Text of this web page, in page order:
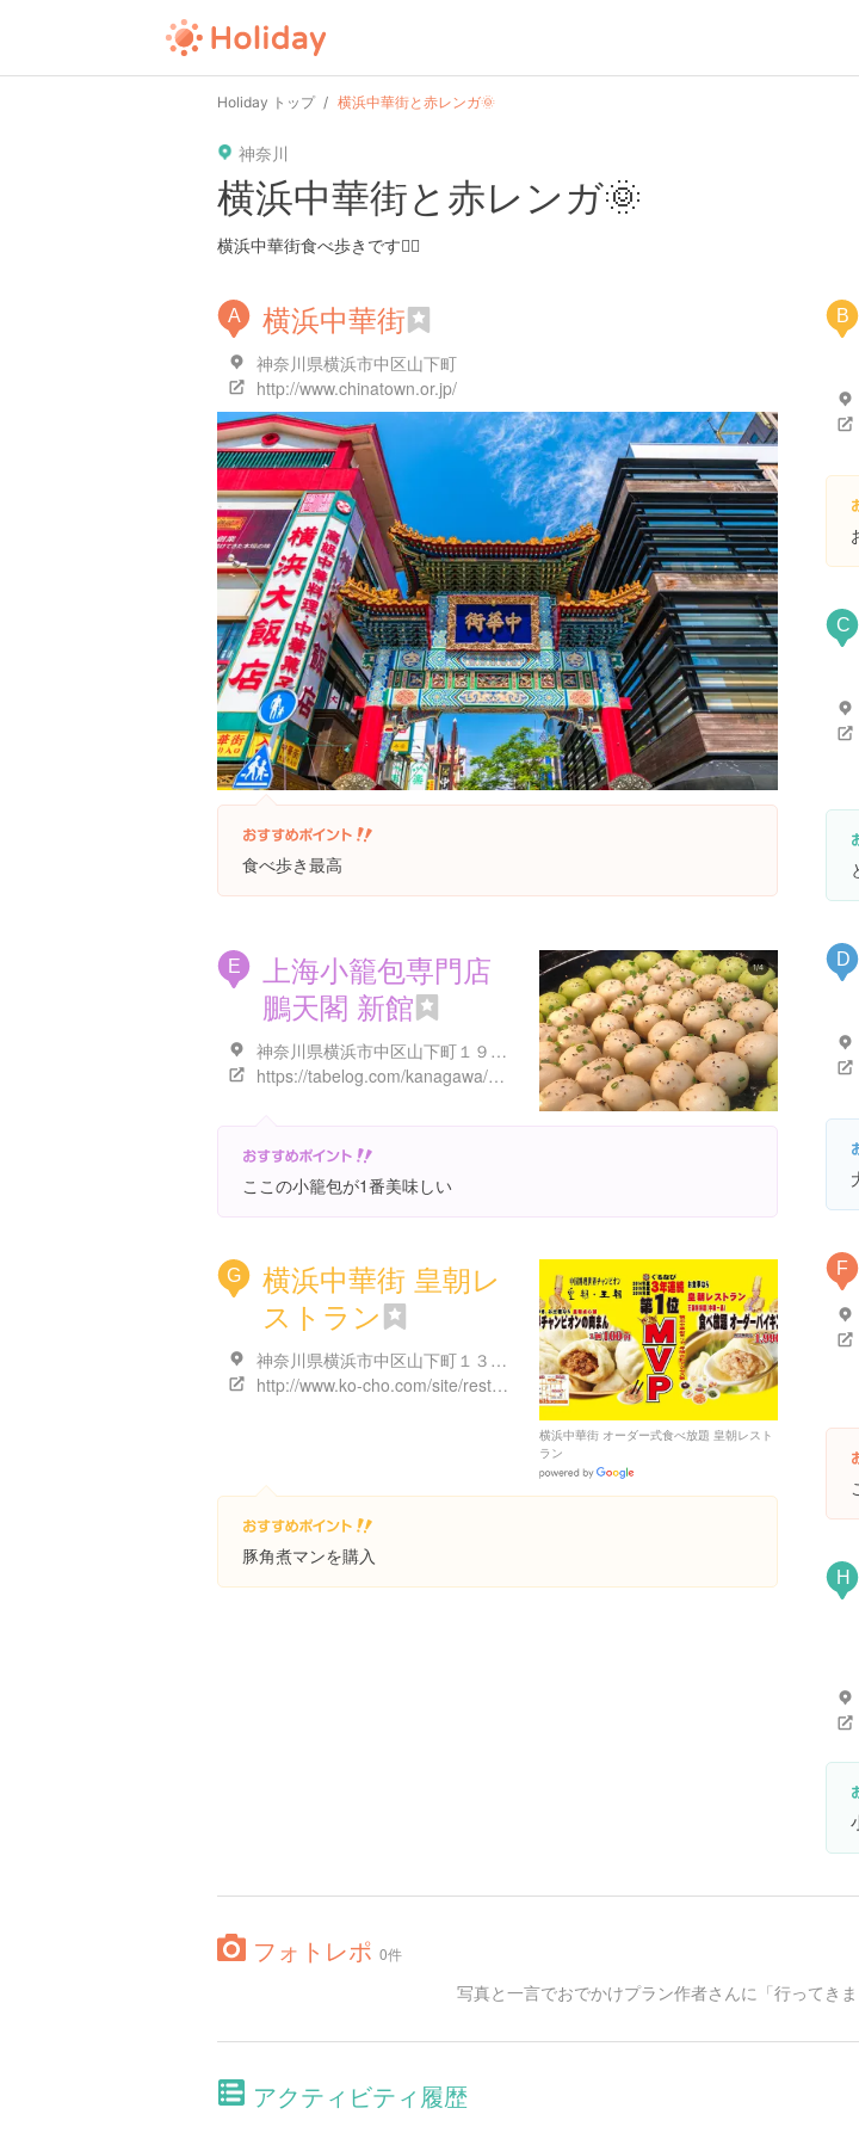
Holiday トップ 横浜中華街と赤レンガ🌞
神奈川
横浜中華街と赤レンガ🌞
横浜中華街食べ歩きです🏃‍♀️
A 横浜中華街
神奈川県横浜市中区山下町
http://www.chinatown.or.jp/
食べ歩き最高
B
C
D
E
上海小籠包専門店
鵬天閣 新館
神奈川県横浜市中区山下町１９２-１５
https://tabelog.com/kanagawa/A1401/A140105/14040668/
ここの小籠包が1番美味しい
F
G
横浜中華街 皇朝レ
ストラン
神奈川県横浜市中区山下町１３８-２４
http://www.ko-cho.com/site/restaurant.html
横浜中華街 オーダー式食べ放題 皇朝レスト
ラン
Places
豚角煮マンを購入
H
フォトレポ 0件
写真と一言でおでかけプラン作者さんに「行ってき
アクティビティ履歴